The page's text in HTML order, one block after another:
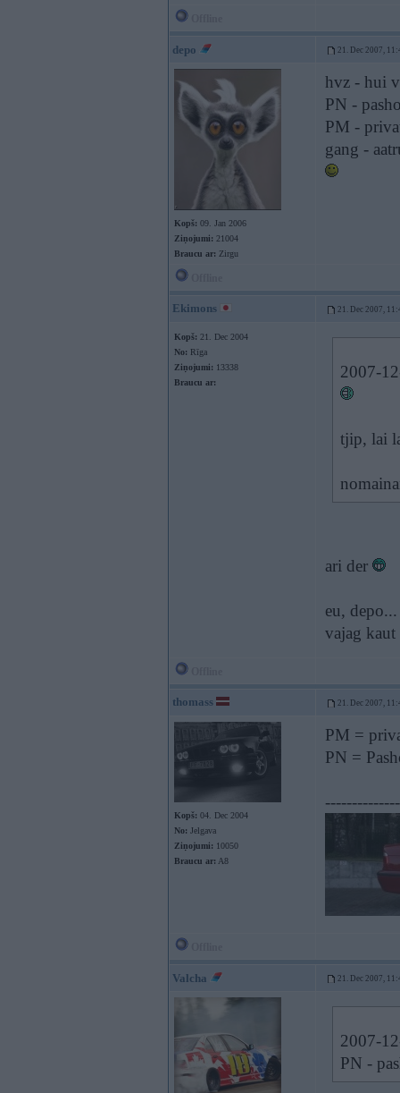
depo 21. Dec 2007,
Kopš: 09. Jan 2006
Ziņojumi: 21004
Braucu ar: Zirgu
hvz - hui
PN -
PM -
gang -
Ekimons 21. Dec 2007,
Kopš: 21. Dec 2004
No: Rīga
Ziņojumi: 13338
Braucu ar:
2007-
tjip, lai
ari der
eu,
vajag
thomass 21. Dec 2007,
Kopš: 04. Dec 2004
No: Jelgava
Ziņojumi: 10050
Braucu ar: A8
PM =
PN =
Valcha 21. Dec 2007,
2007-
PN -